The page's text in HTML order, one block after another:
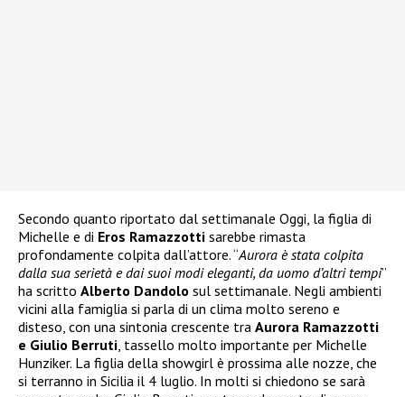
Secondo quanto riportato dal settimanale Oggi, la figlia di
Michelle e di Eros Ramazzotti sarebbe rimasta
profondamente colpita dall’attore. “Aurora è stata colpita
dalla sua serietà e dai suoi modi eleganti, da uomo d’altri tempi”
ha scritto Alberto Dandolo sul settimanale. Negli ambienti
vicini alla famiglia si parla di un clima molto sereno e
disteso, con una sintonia crescente tra Aurora Ramazzotti
e Giulio Berruti , tassello molto importante per Michelle
Hunziker. La figlia della showgirl è prossima alle nozze, che
si terranno in Sicilia il 4 luglio. In molti si chiedono se sarà